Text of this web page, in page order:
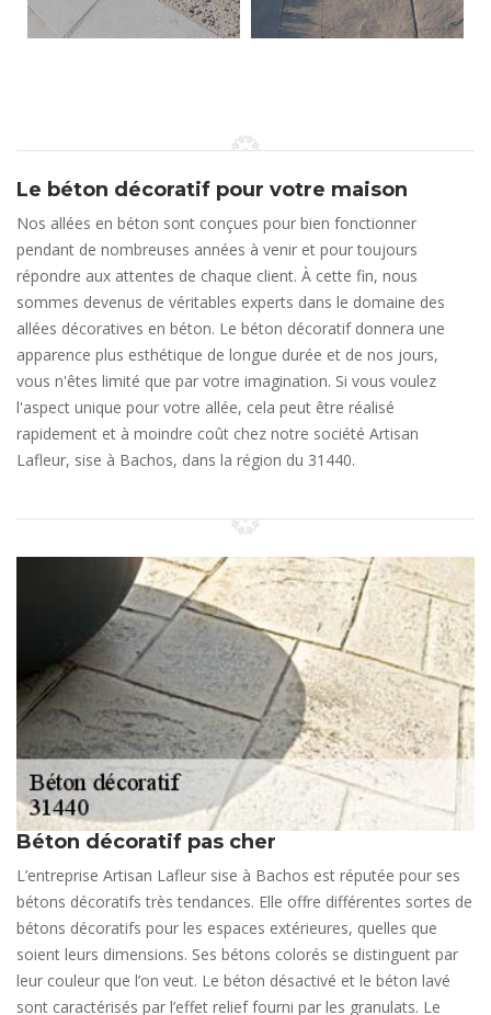
Le béton décoratif pour votre maison
Nos allées en béton sont conçues pour bien fonctionner
pendant de nombreuses années à venir et pour toujours
répondre aux attentes de chaque client. À cette fin, nous
sommes devenus de véritables experts dans le domaine des
allées décoratives en béton. Le béton décoratif donnera une
apparence plus esthétique de longue durée et de nos jours,
vous n'êtes limité que par votre imagination. Si vous voulez
l'aspect unique pour votre allée, cela peut être réalisé
rapidement et à moindre coût chez notre société Artisan
Lafleur, sise à Bachos, dans la région du 31440.
Béton décoratif pas cher
L’entreprise Artisan Lafleur sise à Bachos est réputée pour ses
bétons décoratifs très tendances. Elle offre différentes sortes de
bétons décoratifs pour les espaces extérieures, quelles que
soient leurs dimensions. Ses bétons colorés se distinguent par
leur couleur que l’on veut. Le béton désactivé et le béton lavé
sont caractérisés par l’effet relief fourni par les granulats. Le